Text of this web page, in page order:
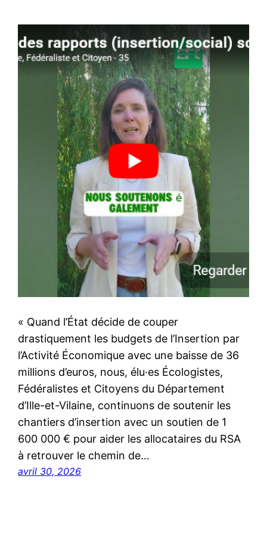
« Quand l’État décide de couper
drastiquement les budgets de l’Insertion par
l’Activité Économique avec une baisse de 36
millions d’euros, nous, élu·es Écologistes,
Fédéralistes et Citoyens du Département
d’Ille-et-Vilaine, continuons de soutenir les
chantiers d’insertion avec un soutien de 1
600 000 € pour aider les allocataires du RSA
à retrouver le chemin de…
avril 30, 2026